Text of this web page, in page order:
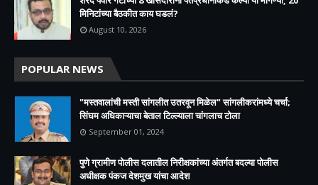
मिनिटांच्या बैठकीत काय घडलं?
August 10, 2026
POPULAR NEWS
"मस्तवालांची मस्ती सांगलीत उतरवून मिळेल" सांगलीकरांमध्ये चर्चा;
सिंघम अधिकाऱ्याचा बेताल टिल्ल्याला चांगलाच टोला
September 01, 2024
पुणे ग्रामीण पोलीस दलातील निरीक्षकांच्या अंतर्गत बदल्या पोलीस
अधीक्षक पंकज देशमुख यांचा आदेश